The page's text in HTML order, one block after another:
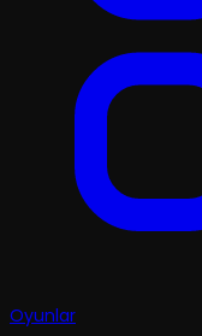
Oyunlar